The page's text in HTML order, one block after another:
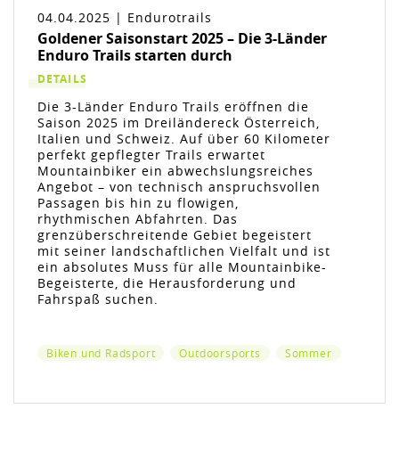
04.04.2025 | Endurotrails
Goldener Saisonstart 2025 – Die 3-Länder
Enduro Trails starten durch
DETAILS
Die 3-Länder Enduro Trails eröffnen die
Saison 2025 im Dreiländereck Österreich,
Italien und Schweiz. Auf über 60 Kilometer
perfekt gepflegter Trails erwartet
Mountainbiker ein abwechslungsreiches
Angebot – von technisch anspruchsvollen
Passagen bis hin zu flowigen,
rhythmischen Abfahrten. Das
grenzüberschreitende Gebiet begeistert
mit seiner landschaftlichen Vielfalt und ist
ein absolutes Muss für alle Mountainbike-
Begeisterte, die Herausforderung und
Fahrspaß suchen.
Biken und Radsport Outdoorsports Sommer